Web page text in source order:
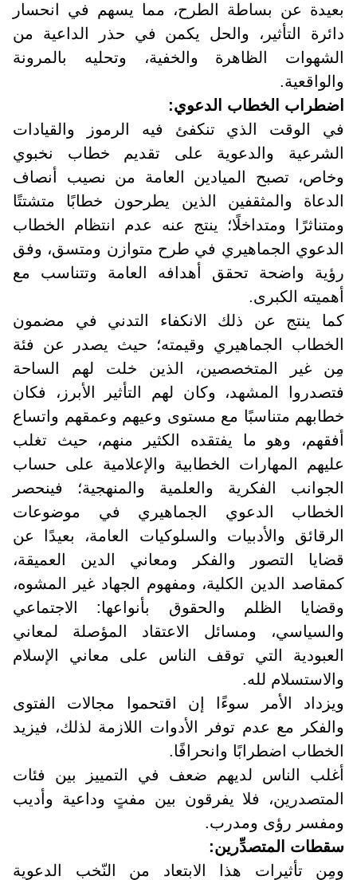
بعيدة عن بساطة الطرح، مما يسهم في انحسار
دائرة التأثير، والحل يكمن في حذر الداعية من
الشهوات الظاهرة والخفية، وتحليه بالمرونة
والواقعية.
اضطراب الخطاب الدعوي:
في الوقت الذي تنكفئ فيه الرموز والقيادات
الشرعية والدعوية على تقديم خطاب نخبوي
وخاص، تصبح الميادين العامة من نصيب أنصاف
الدعاة والمثقفين الذين يطرحون خطابًا متشتتًا
ومتناثرًا ومتداخلًا؛ ينتج عنه عدم انتظام الخطاب
الدعوي الجماهيري في طرح متوازن ومتسق، وفق
رؤية واضحة تحقق أهدافه العامة وتتناسب مع
أهميته الكبرى.
كما ينتج عن ذلك الانكفاء التدني في مضمون
الخطاب الجماهيري وقيمته؛ حيث يصدر عن فئة
مِن غير المتخصصين، الذين خلت لهم الساحة
فتصدروا المشهد، وكان لهم التأثير الأبرز، فكان
خطابهم متناسبًا مع مستوى وعيهم وعمقهم واتساع
أفقهم، وهو ما يفتقده الكثير منهم، حيث تغلب
عليهم المهارات الخطابية والإعلامية على حساب
الجوانب الفكرية والعلمية والمنهجية؛ فينحصر
الخطاب الدعوي الجماهيري في موضوعات
الرقائق والأدبيات والسلوكيات العامة، بعيدًا عن
قضايا التصور والفكر ومعاني الدين العميقة،
كمقاصد الدين الكلية، ومفهوم الجهاد غير المشوه،
وقضايا الظلم والحقوق بأنواعها: الاجتماعي
والسياسي، ومسائل الاعتقاد المؤصلة لمعاني
العبودية التي توقف الناس على معاني الإسلام
والاستسلام لله.
ويزداد الأمر سوءًا إن اقتحموا مجالات الفتوى
والفكر مع عدم توفر الأدوات اللازمة لذلك، فيزيد
الخطاب اضطرابًا وانحرافًا.
أغلب الناس لديهم ضعف في التمييز بين فئات
المتصدرين، فلا يفرقون بين مفتٍ وداعية وأديب
ومفسر رؤى ومدرب.
سقطات المتصدِّرين:
ومِن تأثيرات هذا الابتعاد من النّخب الدعوية